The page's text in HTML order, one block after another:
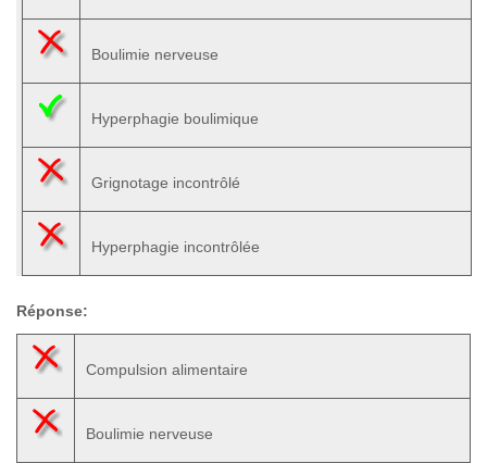
Boulimie nerveuse
Hyperphagie boulimique
Grignotage incontrôlé
Hyperphagie incontrôlée
Réponse:
Compulsion alimentaire
Boulimie nerveuse